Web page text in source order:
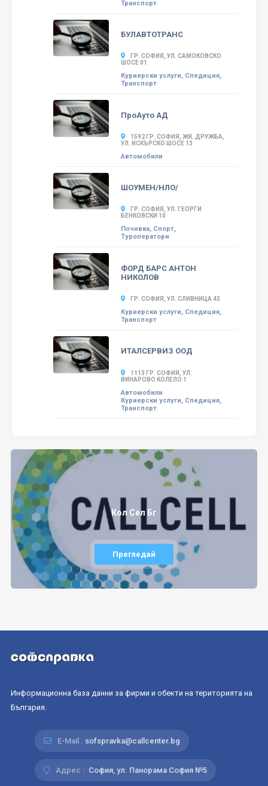
Транспорт
БУЛАВТОТРАНС
ГР. СОФИЯ, УЛ. САМОКОВСКО
ШОСЕ 01
Куриерски услуги, Спедиция,
Транспорт
ПроАуто АД
1592 ГР. СОФИЯ, ЖК. ДРУЖБА,
УЛ. ИСКЪРСКО ШОСЕ 13
Автомобили
ШОУМЕН/НЛО/
ГР. СОФИЯ, УЛ. ГЕОРГИ
БЕНКОВСКИ 10
Почивка, Спорт,
Туроператори
ФОРД БАРС АНТОН
НИКОЛОВ
ГР. СОФИЯ, УЛ. СЛИВНИЦА 43
Куриерски услуги, Спедиция,
Транспорт
ИТАЛСЕРВИЗ ООД
1113 ГР. СОФИЯ, УЛ.
ВИНАРОВО КОЛЕЛО 1
Автомобили
Куриерски услуги, Спедиция,
Транспорт
Кол Сел Бг
Прегледай
Информационна база данни за фирми и обекти на територията на
България.
E-Mail : sofspravka@callcenter.bg
Адрес : София, ул. Панорама София №5